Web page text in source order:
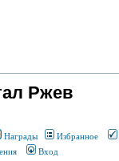
Ржев
Награды Избранное
Вход